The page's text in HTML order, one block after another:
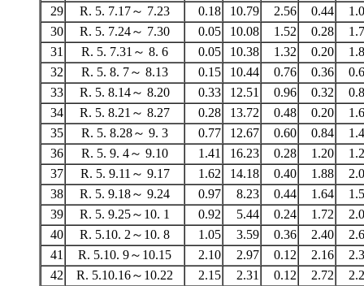
29
R. 5. 7.17～ 7.23 0.18 10.79 2.56 0.44
30
R. 5. 7.24～ 7.30 0.05 10.08 1.52 0.28
31
R. 5. 7.31～ 8. 6 0.05 10.38 1.32 0.20
32
R. 5. 8. 7～ 8.13 0.15 10.44 0.76 0.36
33
R. 5. 8.14～ 8.20 0.33 12.51 0.96 0.32
34
R. 5. 8.21～ 8.27 0.28 13.72 0.48 0.20
35
R. 5. 8.28～ 9. 3 0.77 12.67 0.60 0.84
36
R. 5. 9. 4～ 9.10 1.41 16.23 0.28 1.20
37
R. 5. 9.11～ 9.17 1.62 14.18 0.40 1.88
38
R. 5. 9.18～ 9.24 0.97 8.23 0.44 1.64
39
R. 5. 9.25～10. 1 0.92 5.44 0.24 1.72
40
R. 5.10. 2～10. 8 1.05 3.59 0.36 2.40
41
R. 5.10. 9～10.15 2.10 2.97 0.12 2.16
42
R. 5.10.16～10.22 2.15 2.31 0.12 2.72